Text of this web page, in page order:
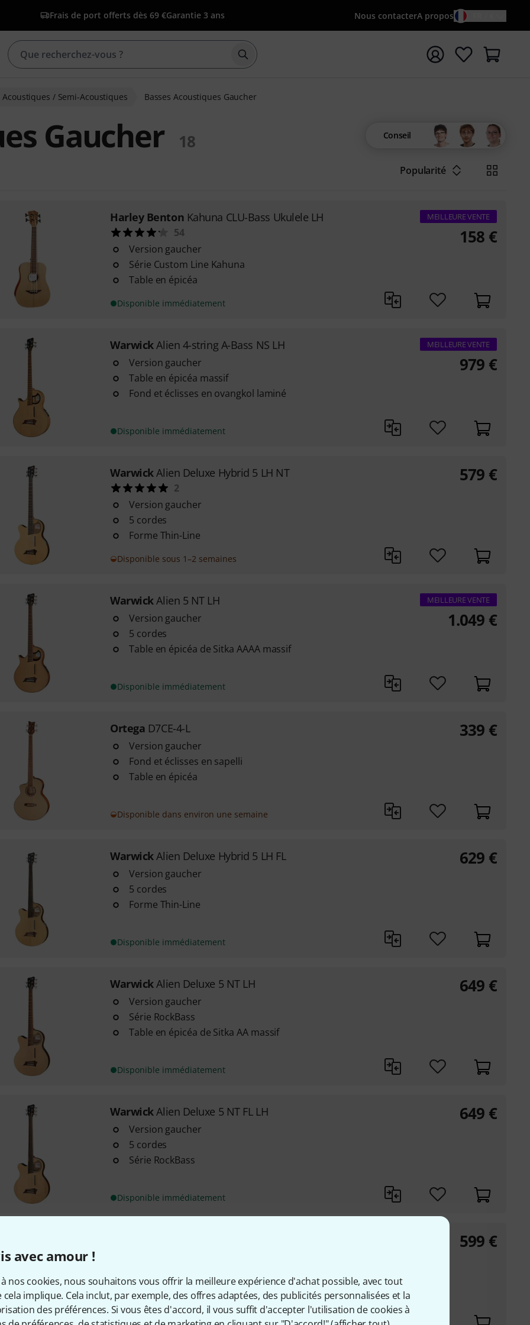
avec amour !
nos cookies, nous souhaitons vous offrir la meilleure expérience d'achat possible, avec tout
cela implique. Cela inclut, par exemple, des offres adaptées, des publicités personnalisées et la
des préférences. Si vous êtes d'accord, il vous suffit d'accepter l'utilisation de cookies à
Frais de port offerts dès 69 €Garantie 3 ans Nous contacterA propos
Démarrer la recherche avec le terme de recherche
Acoustiques / Semi-Acoustiques Basses Acoustiques Gaucher
Gaucher 18 Conseil
Popularité
Harley Benton Kahuna CLU-Bass Ukulele LH
54
Version gaucher
Série Custom Line Kahuna
Table en épicéa
Disponible immédiatement
MEILLEURE VENTE
158 €
WarwickAlien 4-string A-Bass NS LH
Version gaucher
Table en épicéa massif
Fond et éclisses en ovangkol laminé
Disponible immédiatement
MEILLEURE VENTE
979 €
WarwickAlien Deluxe Hybrid 5 LH NT
2
Version gaucher
5 cordes
Forme Thin-Line
Disponible sous 1–2 semaines
579 €
WarwickAlien 5 NT LH
Version gaucher
5 cordes
Table en épicéa de Sitka AAAA massif
Disponible immédiatement
MEILLEURE VENTE
1.049 €
Ortega D7CE-4-L
Version gaucher
Fond et éclisses en sapelli
Table en épicéa
Disponible dans environ une semaine
339 €
WarwickAlien Deluxe Hybrid 5 LH FL
Version gaucher
5 cordes
Forme Thin-Line
Disponible immédiatement
629 €
WarwickAlien Deluxe 5 NT LH
Version gaucher
Série RockBass
Table en épicéa de Sitka AA massif
Disponible immédiatement
649 €
WarwickAlien Deluxe 5 NT FL LH
Version gaucher
5 cordes
Série RockBass
Disponible immédiatement
649 €
Forme Thin-Line - profondeur du corps: 80 mm
Table en épicéa de Sitka AA massif
599 €